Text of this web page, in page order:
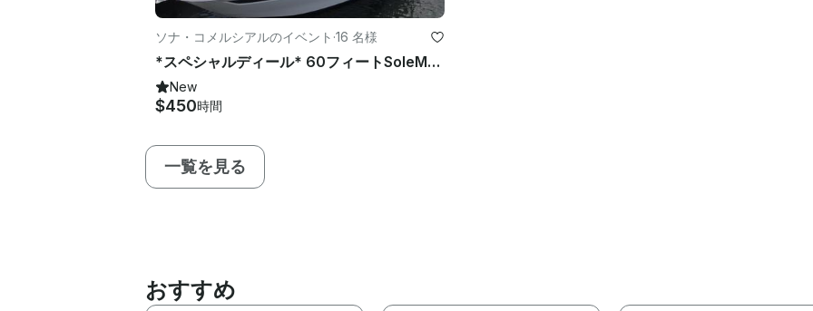
ソナ・コメルシアルのイベント ·16 名様
*スペシャルディール* 60フィートSoleMareラグジュアリーヨット（ジャイロスタビライザー付き）
New
$450時間
一覧を見る
おすすめ